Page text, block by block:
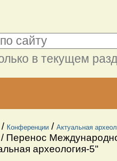
в текущем
/ Конференции / Актуальная
/ Перенос
археология-5"